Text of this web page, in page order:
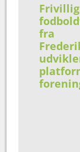
Frivillig
fra